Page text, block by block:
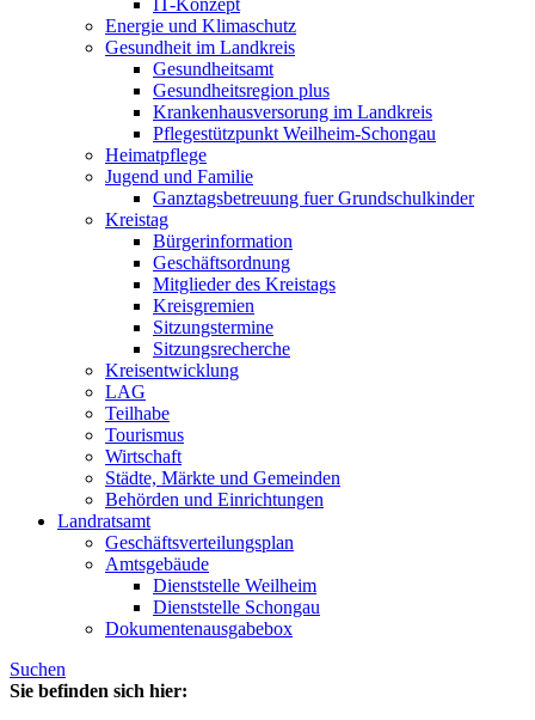
IT-Konzept
Energie und Klimaschutz
Gesundheit im Landkreis
Gesundheitsamt
Gesundheitsregion plus
Krankenhausversorung im Landkreis
Pflegestützpunkt Weilheim-Schongau
Heimatpflege
Jugend und Familie
Ganztagsbetreuung fuer Grundschulkinder
Kreistag
Bürgerinformation
Geschäftsordnung
Mitglieder des Kreistags
Kreisgremien
Sitzungstermine
Sitzungsrecherche
Kreisentwicklung
LAG
Teilhabe
Tourismus
Wirtschaft
Städte, Märkte und Gemeinden
Behörden und Einrichtungen
Landratsamt
Geschäftsverteilungsplan
Amtsgebäude
Dienststelle Weilheim
Dienststelle Schongau
Dokumentenausgabebox
Suchen
Sie befinden sich hier: